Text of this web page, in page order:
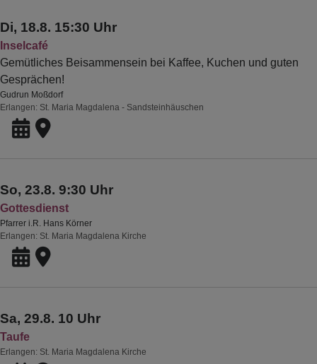
Di, 18.8. 15:30 Uhr
Inselcafé
Gemütliches Beisammensein bei Kaffee, Kuchen und guten
Gesprächen!
Gudrun Moßdorf
Erlangen St. Maria Magdalena - Sandsteinhäuschen
So, 23.8. 9:30 Uhr
Gottesdienst
Pfarrer i.R. Hans Körner
Erlangen St. Maria Magdalena Kirche
Sa, 29.8. 10 Uhr
Taufe
Erlangen St. Maria Magdalena Kirche